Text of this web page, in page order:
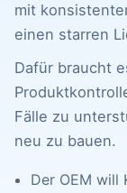
mit
einen starren
Dafür braucht
Fälle zu
neu zu bauen.
Der OEM will